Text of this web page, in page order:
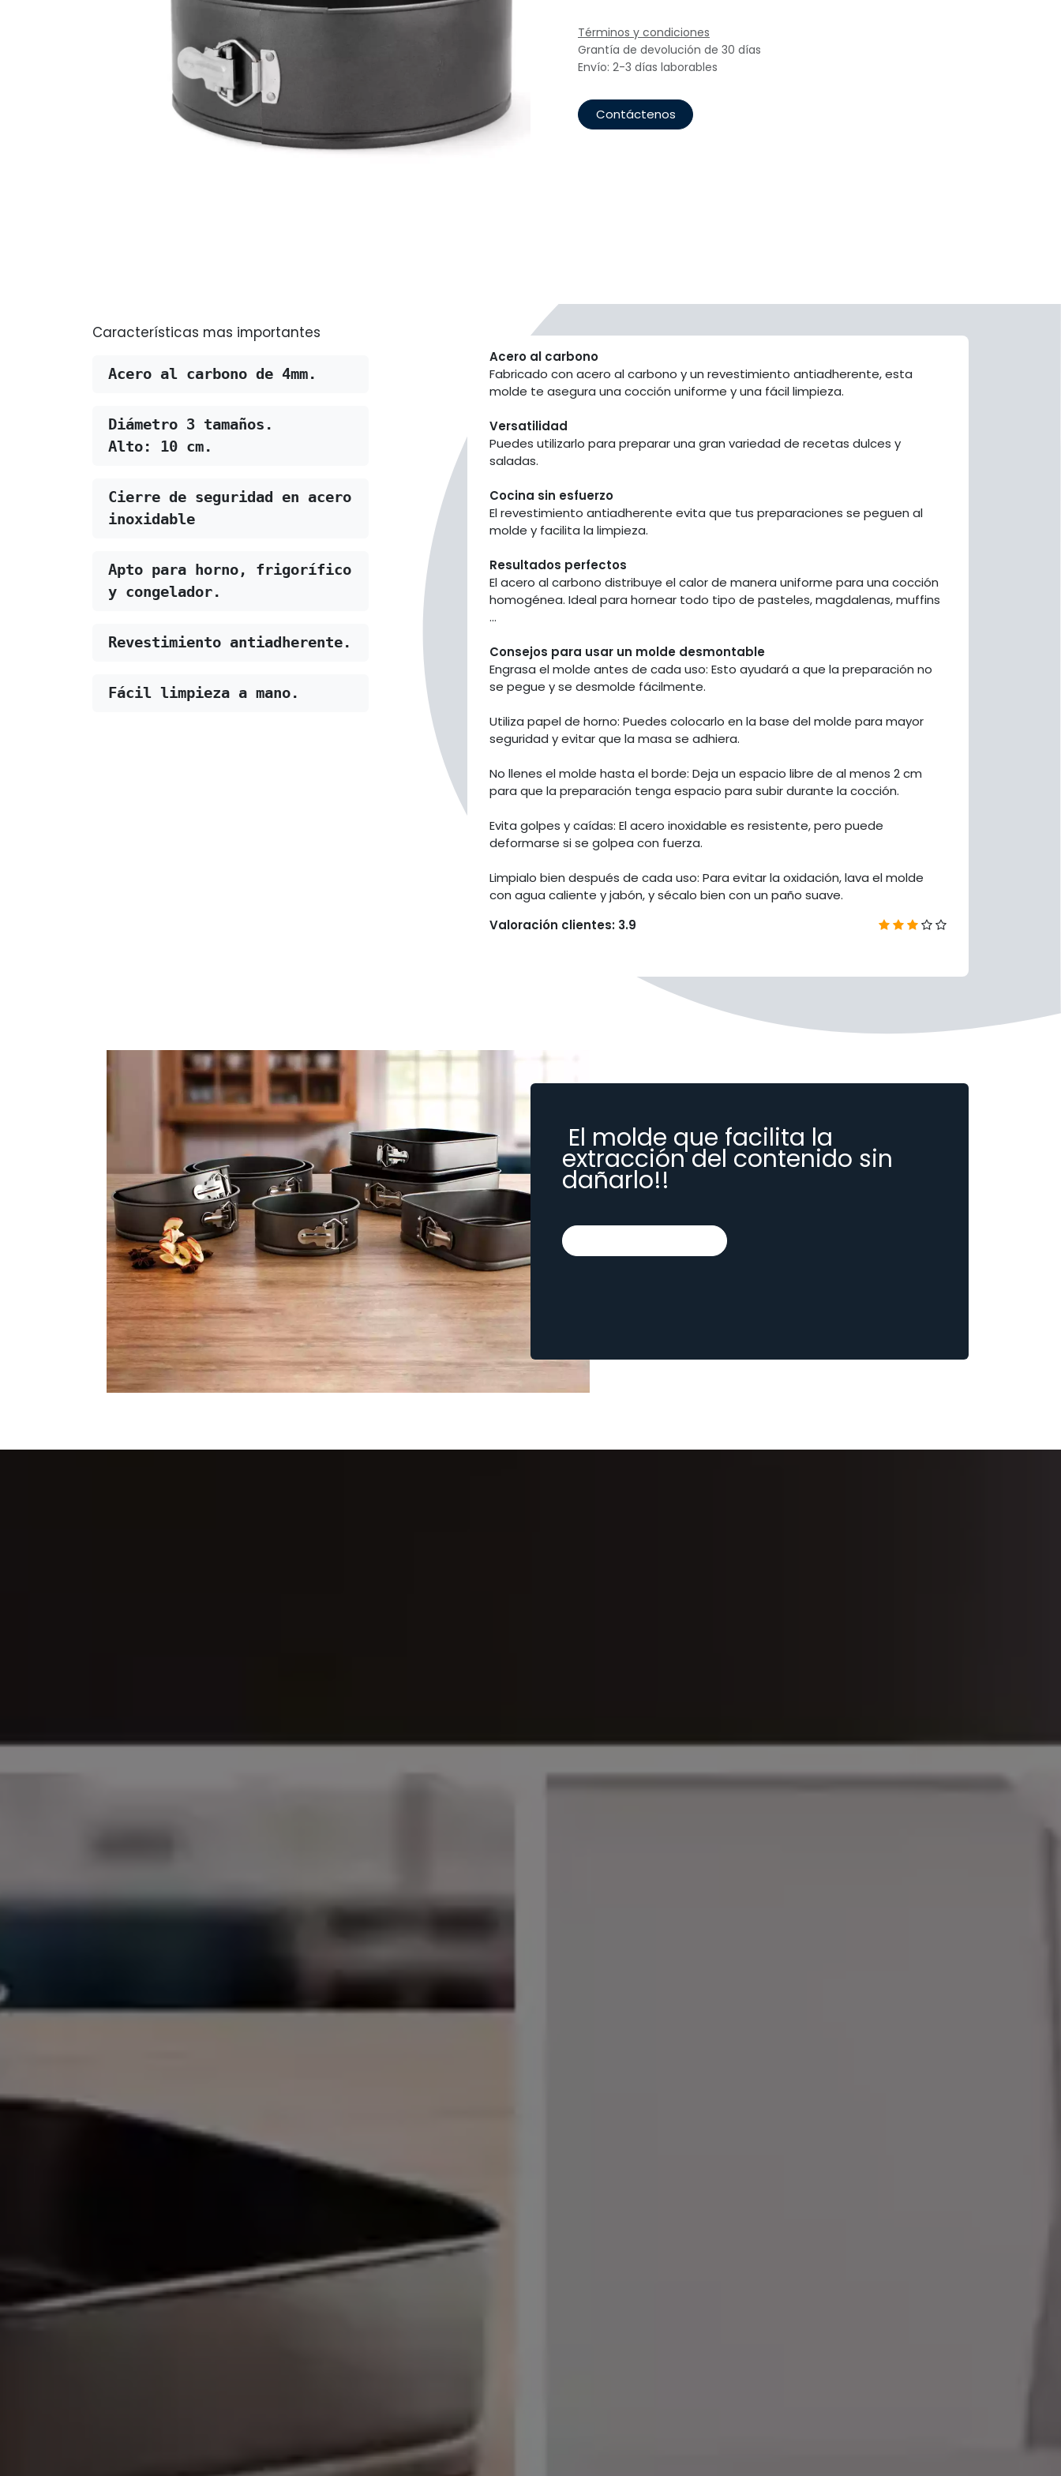
Términos y condiciones
Grantía de devolución de 30 días
Envío: 2-3 días laborables
Contáctenos
Características mas importantes
Acero al carbono de 4mm.
Diámetro 3 tamaños.
Alto: 10 cm.
Cierre de seguridad en acero
inoxidable
Apto para horno, frigorífico
y congelador.
Revestimiento antiadherente.
Fácil limpieza a mano.
Acero al carbono
Fabricado con acero al carbono y un revestimiento antiadherente, esta
molde te asegura una cocción uniforme y una fácil limpieza.
Versatilidad
Puedes utilizarlo para preparar una gran variedad de recetas dulces y
saladas.
Cocina sin esfuerzo
El revestimiento antiadherente evita que tus preparaciones se peguen al
molde y facilita la limpieza.
Resultados perfectos
El acero al carbono distribuye el calor de manera uniforme para una cocción
homogénea. Ideal para hornear todo tipo de pasteles, magdalenas, muffins
...
Consejos para usar un molde desmontable
Engrasa el molde antes de cada uso: Esto ayudará a que la preparación no
se pegue y se desmolde fácilmente.
Utiliza papel de horno: Puedes colocarlo en la base del molde para mayor
seguridad y evitar que la masa se adhiera.
No llenes el molde hasta el borde: Deja un espacio libre de al menos 2 cm
para que la preparación tenga espacio para subir durante la cocción.
Evita golpes y caídas: El acero inoxidable es resistente, pero puede
deformarse si se golpea con fuerza.
Limpialo bien después de cada uso: Para evitar la oxidación, lava el molde
con agua caliente y jabón, y sécalo bien con un paño suave.
Valoración clientes: 3.9
El molde que facilita la
extracción del contenido sin
dañarlo!!